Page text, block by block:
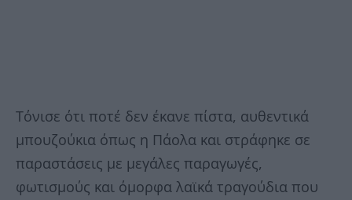
Τόνισε ότι ποτέ δεν έκανε πίστα, αυθεντικά
μπουζούκια όπως η Πάολα και στράφηκε σε
παραστάσεις με μεγάλες παραγωγές,
φωτισμούς και όμορφα λαϊκά τραγούδια που